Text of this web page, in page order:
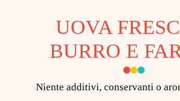
UOVA
BURRO E
Niente additivi, conservanti o